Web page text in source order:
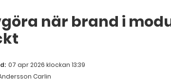
när brand i
07 apr 2026 klockan 13:39
Carlin